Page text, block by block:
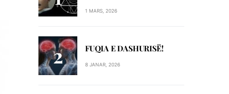
1 MARS, 2026
FUQIA E DASHURISË!
8 JANAR, 2026